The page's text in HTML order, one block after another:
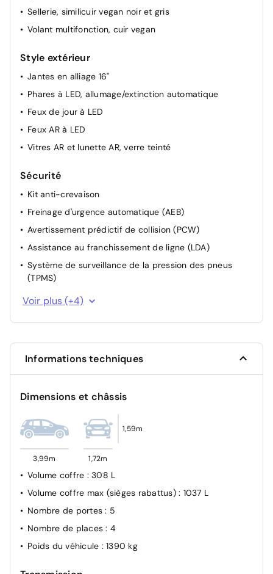
Sellerie, similicuir vegan noir et gris
Volant multifonction, cuir vegan
Style extérieur
Jantes en alliage 16"
Phares à LED, allumage/extinction automatique
Feux de jour à LED
Feux AR à LED
Vitres AR et lunette AR, verre teinté
Sécurité
Kit anti-crevaison
Freinage d'urgence automatique (AEB)
Avertissement prédictif de collision (PCW)
Assistance au franchissement de ligne (LDA)
Système de surveillance de la pression des pneus
(TPMS)
Appel d'urgence
latéraux AV, Airbags rideaux latéraux
Gestion de la fatigue du conducteur (DFM) indirecte
Navigation
Voir plus (+4)
Informations techniques
Dimensions et châssis
3,99m 1,72m
1,59m
Volume coffre : 308 L
Volume coffre max (sièges rabattus) : 1037 L
Nombre de portes: 5
Nombre de places: 4
Poids du véhicule : 1390 kg